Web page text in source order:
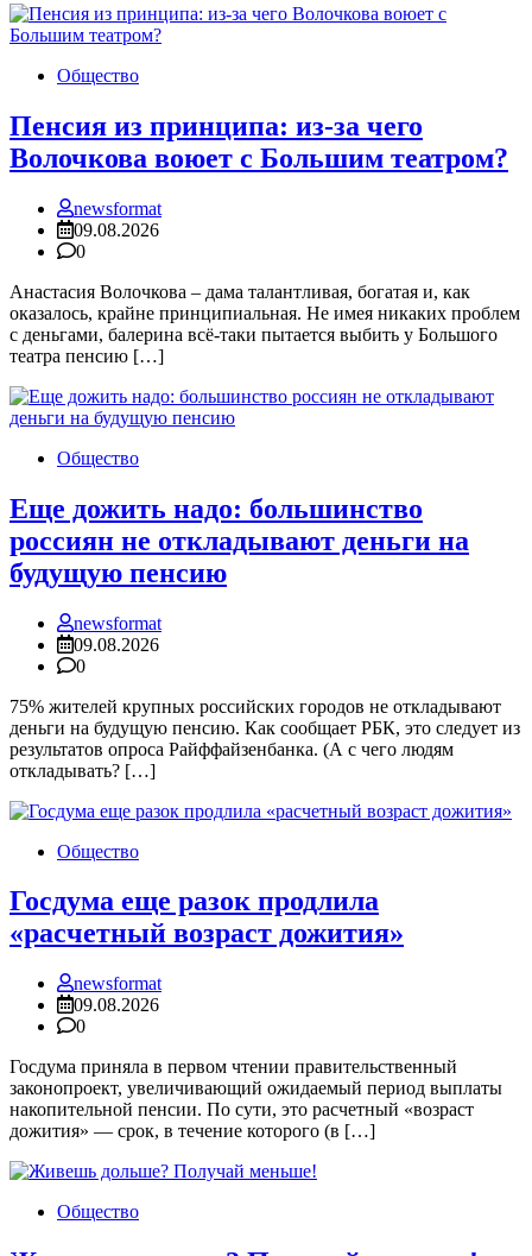
Общество
Пенсия из принципа: из-за чего
Волочкова воюет с Большим театром?
newsformat
09.08.2026
0
Анастасия Волочкова – дама талантливая, богатая и, как
оказалось, крайне принципиальная. Не имея никаких проблем
с деньгами, балерина всё-таки пытается выбить у Большого
театра пенсию […]
Общество
Еще дожить надо: большинство
россиян не откладывают деньги на
будущую пенсию
newsformat
09.08.2026
0
75% жителей крупных российских городов не откладывают
деньги на будущую пенсию. Как сообщает РБК, это следует из
результатов опроса Райффайзенбанка. (А с чего людям
откладывать? […]
Общество
Госдума еще разок продлила
«расчетный возраст дожития»
newsformat
09.08.2026
0
Госдума приняла в первом чтении правительственный
законопроект, увеличивающий ожидаемый период выплаты
накопительной пенсии. По сути, это расчетный «возраст
дожития» — срок, в течение которого (в […]
Общество